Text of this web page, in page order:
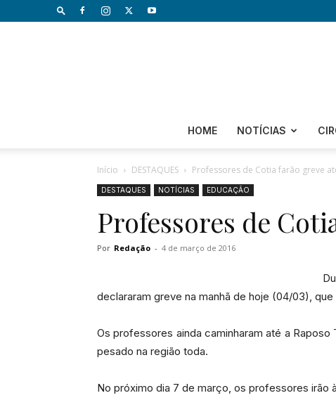
HOME NOTÍCIAS
Início DESTAQUES Professores de Cotia farão greve
DESTAQUES NOTÍCIAS EDUCAÇÃO
Professores de
Por Redação - 4 de março de 2016
declararam greve na manhã de hoje (04/03),
Os professores ainda caminharam até a
pesado na região toda.
No próximo dia 7 de março, os professores